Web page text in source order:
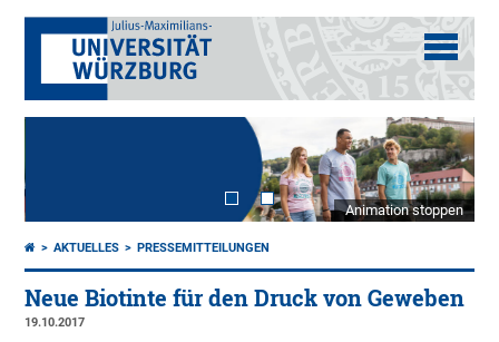
Animation stoppen
AKTUELLES PRESSEMITTEILUNGEN
Neue Biotinte für den Druck von Geweben
19.10.2017